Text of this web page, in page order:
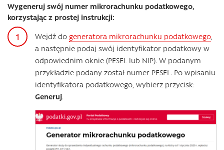
Wygeneruj swój numer mikrorachunku podatkowego,
korzystając z prostej instrukcji:
Wejdź do generatora mikrorachunku podatkowego
a następnie podaj swój identyfikator podatkowy w
odpowiednim oknie (PESEL lub NIP). W podanym
przykładzie podany został numer PESEL. Po wpisaniu
identyfikatora podatkowego, wybierz przycisk:
Generuj.